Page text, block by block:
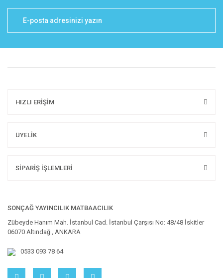
HIZLI ERİŞİM
ÜYELİK
SİPARİŞ İŞLEMLERİ
SONÇAĞ YAYINCILIK MATBAACILIK
Zübeyde Hanım Mah. İstanbul Cad. İstanbul Çarşısı No: 48/48 İskitler
06070 Altındağ , ANKARA
0533 093 78 64